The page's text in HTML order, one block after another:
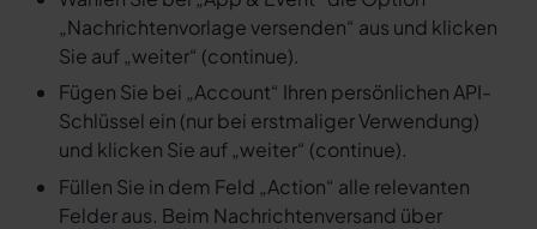
„Nachrichtenvorlage versenden“ aus und klicken
Sie auf „weiter“ (continue).
Fügen Sie bei „Account“ Ihren persönlichen API-
Schlüssel ein (nur bei erstmaliger Verwendung)
und klicken Sie auf „weiter“ (continue).
Füllen Sie in dem Feld „Action“ alle relevanten
Felder aus. Beim Nachrichtenversand über